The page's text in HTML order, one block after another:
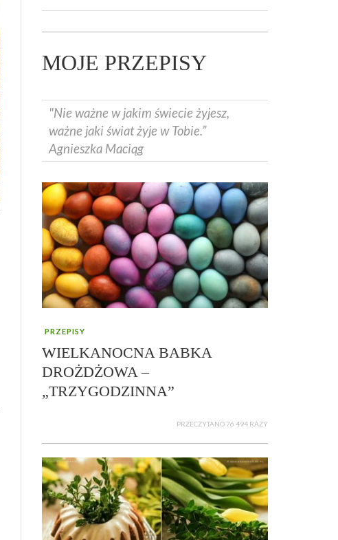
MOJE PRZEPISY
"Nie ważne w jakim świecie żyjesz,
ważne jaki świat żyje w Tobie.”
Agnieszka Maciąg
PRZEPISY
WIELKANOCNA BABKA
DROŻDŻOWA –
„TRZYGODZINNA”
PRZECZYTANO 76 494 RAZY